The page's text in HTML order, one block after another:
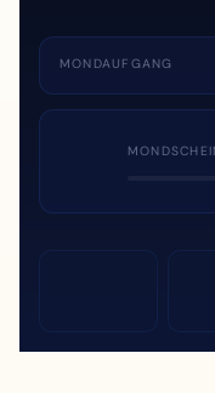
MONDAUFGANG